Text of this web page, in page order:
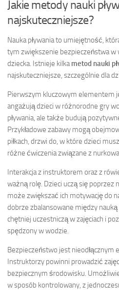
Jakie metody nauki
najskuteczniejsze?
Nauka pływania to umiejętność,
tym zwiększenie bezpieczeństwa w
dziecka. Istnieje kilkametod nauki
najskuteczniejsze, szczególnie dla
Pierwszym kluczowym elementem
angażują dzieci w różnorodne gry
pływania, ale także budują
Przykładowe zabawy mogą
piłkach, drzwi do, w które dzieci
różne ćwiczenia związane z
Interakcja z instruktorem oraz z
ważną rolę. Dzieci uczą się poprzez
może zwiększać ich motywację do
dobrze zbalansowane między
chętniej uczestniczą w zajęciach i
spędzony w wodzie.
Bezpieczeństwo jest nieodłącznym
Instruktorzy powinni prowadzić
bezpiecznym środowisku.
w sposób kontrolowany, z